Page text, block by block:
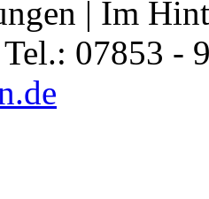
| Im
Tel.: 07853 -